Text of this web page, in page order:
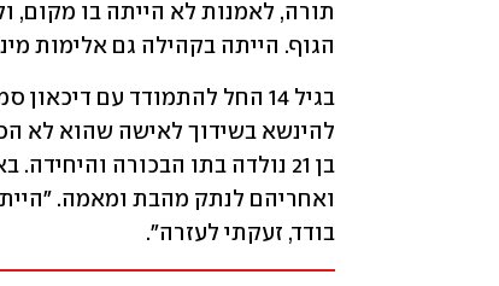
הגוף. הייתה בקהילה גם אלימות
בודד, זעקתי לעזרה".